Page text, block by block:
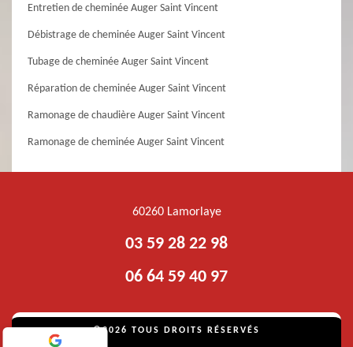
Entretien de cheminée Auger Saint Vincent
Débistrage de cheminée Auger Saint Vincent
Tubage de cheminée Auger Saint Vincent
Réparation de cheminée Auger Saint Vincent
Ramonage de chaudière Auger Saint Vincent
Ramonage de cheminée Auger Saint Vincent
60260 Lamorlaye
03 59 28 22 98
06 64 59 40 97
©2026 TOUS DROITS RÉSERVÉS